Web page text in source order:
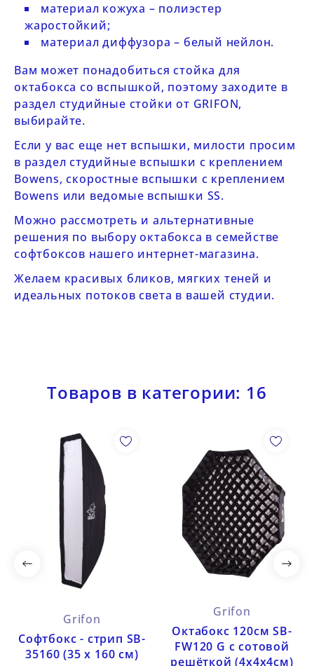
материал кожуха – полиэстер
жаростойкий;
материал диффузора – белый нейлон.
Вам может понадобиться стойка для
октабокса со вспышкой, поэтому заходите в
раздел студийные стойки от GRIFON,
выбирайте.
Если у вас еще нет вспышки, милости просим
в разделстудийные вспышки с креплением
Bowens,скоростные вспышки с креплением
Bowens или ведомые вспышки SS.
Можно рассмотреть и альтернативные
решения по выбору октабокса в семействе
софтбоксов нашего интернет-магазина.
Желаем красивых бликов, мягких теней и
идеальных потоков света в вашей студии.
Товаров в категории: 16
Grifon
Софтбокс - стрип SB-
35160 (35 х 160 см)
Grifon
Октабокс 120см SB-
FW120 G с сотовой
решёткой (4х4х4см)